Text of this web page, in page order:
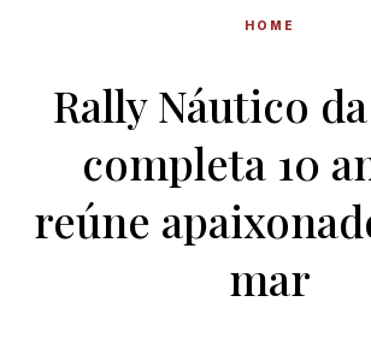
HOME
Rally Náutico
completa 10
reúne
mar